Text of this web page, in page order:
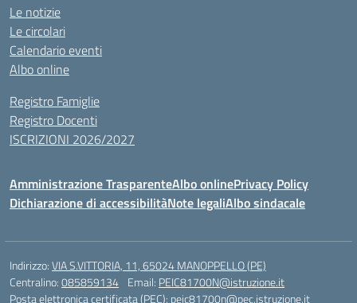
Le notizie
Le circolari
Calendario eventi
Albo online
Registro Famiglie
Registro Docenti
ISCRIZIONI 2026/2027
Amministrazione TrasparenteAlbo onlinePrivacy Policy
Dichiarazione di accessibilitàNote legaliAlbo sindacale
Indirizzo:VIA S.VITTORIA, 11, 65024 MANOPPELLO (PE)
Centralino:085859134 Email: PEIC81700N@istruzione.it
Posta elettronica certificata (PEC): peic81700n@pec.istruzione.it